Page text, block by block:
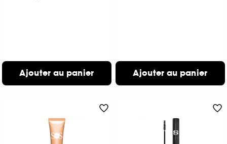
Ajouter au panier Ajouter au panier